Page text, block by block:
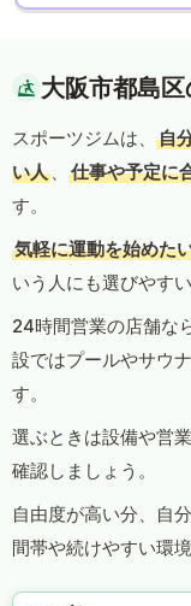
大阪市都島
スポーツジムは、
自
い人 、 仕事や予定に
す。
気軽に運動を始めた
いう人にも選びやす
24時間営業の店舗な
設ではプールやサウ
す。
選ぶときは設備や営
確認しましょう。
自由度が高い分、自
間帯や続けやすい環